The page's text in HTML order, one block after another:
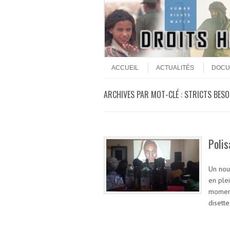
Menu
ACCUEIL
ACTUALITÉS
ARCHIVES PAR MOT-CLÉ : STRICTS
Un
en